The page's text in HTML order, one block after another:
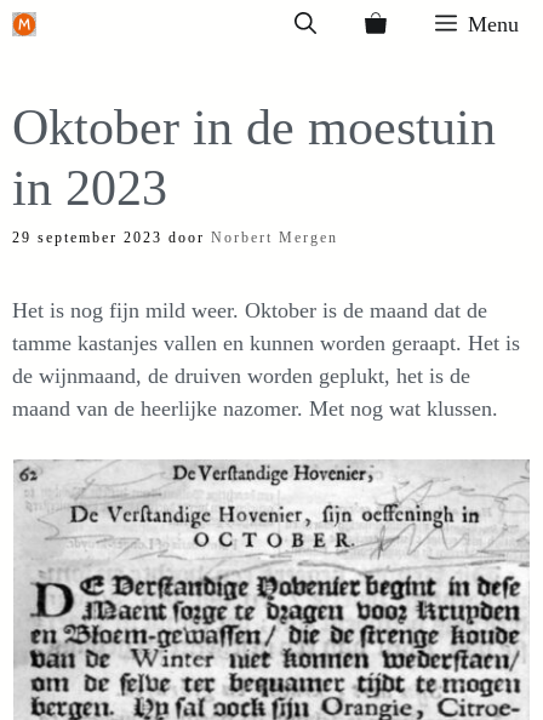
Ga
inhoud
Menu
Oktober in de moestuin
in 2023
29 september 2023 door Norbert Mergen
Het is nog fijn mild weer. Oktober is de maand dat de
tamme kastanjes vallen en kunnen worden geraapt. Het is
de wijnmaand, de druiven worden geplukt, het is de
maand van de heerlijke nazomer. Met nog wat klussen.